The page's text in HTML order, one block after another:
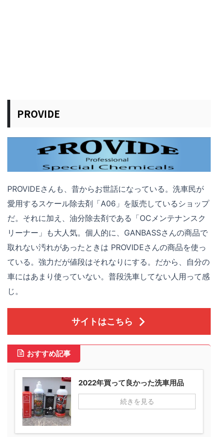
PROVIDE
PROVIDEさんも、昔からお世話になっている。洗車民が
愛用するスケール除去剤「A06」を販売しているショップ
だ。それに加え、油分除去剤である「OCメンテナンスク
リーナー」も大人気。個人的に、GANBASSさんの商品で
取れない汚れがあったときは PROVIDEさんの商品を使っ
ている。強力だが値段はそれなりにする。だから、自分の
車にはあまり使っていない。普段洗車してない人用って感
じ。
サイトはこちら
おすすめ記事
2022年買って良かった洗車用品
続きを見る